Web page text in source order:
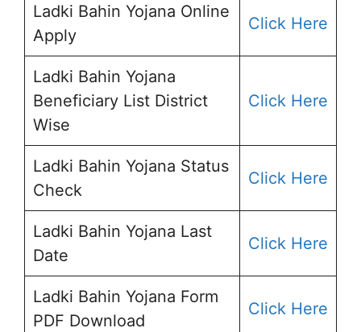
Ladki Bahin Yojana Online
Apply
Click Here
Ladki Bahin Yojana
Beneficiary List District
Wise
Click Here
Ladki Bahin Yojana Status
Check
Click Here
Ladki Bahin Yojana Last
Date
Click Here
Ladki Bahin Yojana Form
PDF Download
Click Here